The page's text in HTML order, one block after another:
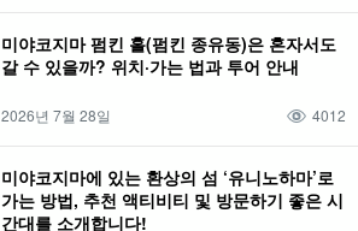
미야코지마 펌킨 홀(펌킨 종유동)은 혼자서도
갈 수 있을까? 위치·가는 법과 투어 안내
2026년 7월 28일 4012
미야코지마에 있는 환상의 섬 ‘유니노하마’로
가는 방법, 추천 액티비티 및 방문하기 좋은 시
간대를 소개합니다!